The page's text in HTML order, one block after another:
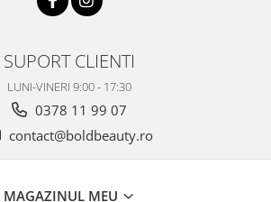
SUPORT CLIENTI
LUNI-VINERI 9:00 - 17:30
0378 11 99 07
contact@boldbeauty.ro
MAGAZINUL MEU